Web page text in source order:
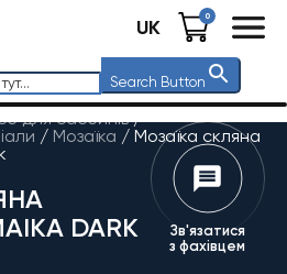
UK 0
Search Button
для басейнів/
/ Мозаїка / Мозаїка скляна
DARK
Зв'язатися
з фахівцем